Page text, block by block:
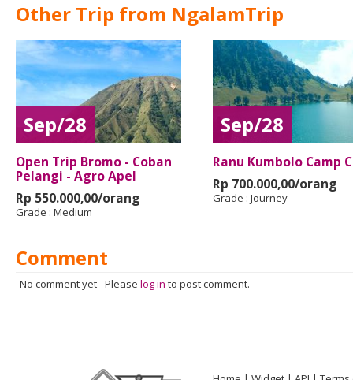
Other Trip from NgalamTrip
Sep/28
Open Trip Bromo - Coban
Pelangi - Agro Apel
Rp 550.000,00/orang
Grade : Medium
Sep/28
Ranu Kumbolo Camp
Rp 700.000,00/orang
Grade : Journey
Comment
No comment yet-Please log in to post comment.